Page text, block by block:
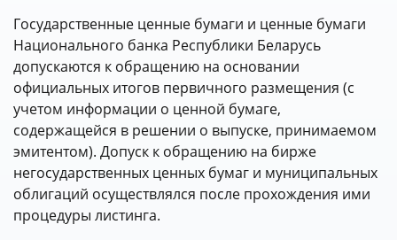
Государственные ценные бумаги и ценные бумаги
Национального банка Республики Беларусь
допускаются к обращению на основании
официальных итогов первичного размещения (с
учетом информации о ценной бумаге,
содержащейся в решении о выпуске, принимаемом
эмитентом). Допуск к обращению на бирже
негосударственных ценных бумаг и муниципальных
облигаций осуществлялся после прохождения ими
процедуры листинга.